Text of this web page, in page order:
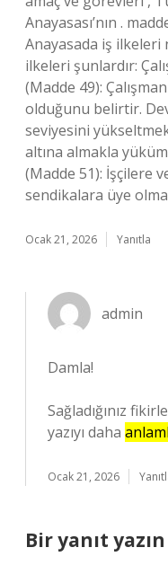
Anayasası’nın .
Anayasada iş ilkeleri
ilkeleri şunlardır:
(Madde 49):
olduğunu belirtir.
seviyesini
altına almakla
(Madde 51): İşçilere
sendikalara üye olma
Ocak 21, 2026 Yanıtla
admin
Damla!
Sağladığınız
yazıyı daha
Ocak 21, 2026
Bir yanıt yazın